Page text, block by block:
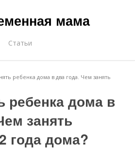
мама
Статьи
ребенка дома в два года. Чем занять
ребенка дома в
занять
года дома?